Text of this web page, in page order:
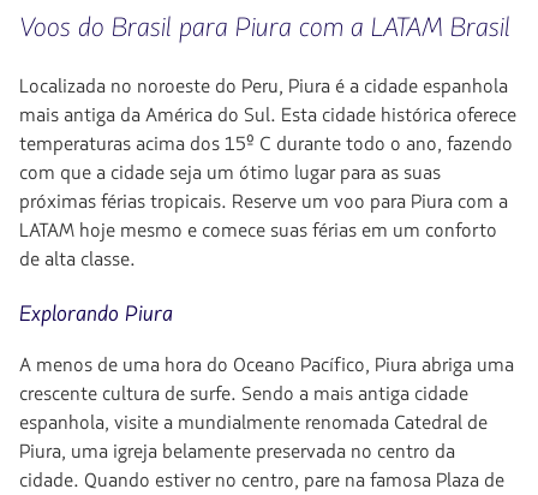
Voos do Brasil para Piura com a LATAM Brasil
Localizada no noroeste do Peru, Piura é a cidade espanhola
mais antiga da América do Sul. Esta cidade histórica oferece
temperaturas acima dos 15º C durante todo o ano, fazendo
com que a cidade seja um ótimo lugar para as suas
próximas férias tropicais. Reserve um voo para Piura com a
LATAM hoje mesmo e comece suas férias em um conforto
de alta classe.
Explorando Piura
A menos de uma hora do Oceano Pacífico, Piura abriga uma
crescente cultura de surfe. Sendo a mais antiga cidade
espanhola, visite a mundialmente renomada Catedral de
Piura, uma igreja belamente preservada no centro da
cidade. Quando estiver no centro, pare na famosa Plaza de